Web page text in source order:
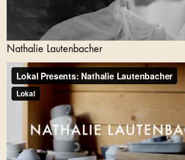
Nathalie Lautenbacher